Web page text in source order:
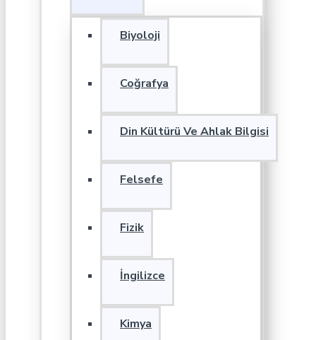
Biyoloji
Coğrafya
Din Kültürü Ve Ahlak Bilgisi
Felsefe
Fizik
İngilizce
Kimya